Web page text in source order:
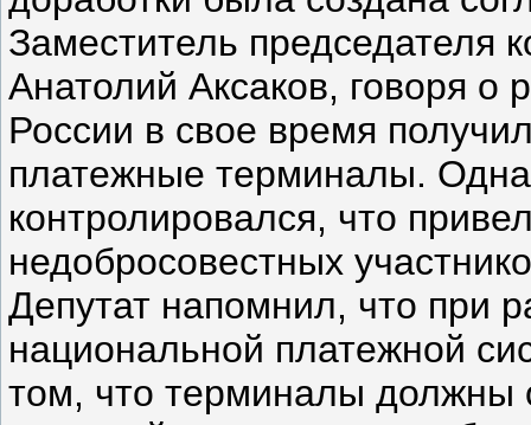
Заместитель председателя
Анатолий Аксаков, говоря о
России в свое время
платежные терминалы.
контролировался, что
недобросовестных
Депутат напомнил, что при
национальной платежной
том, что терминалы должны